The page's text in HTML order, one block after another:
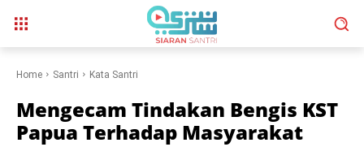
Home Santri Kata Santri
Mengecam Tindakan Bengis KST
Papua Terhadap Masyarakat